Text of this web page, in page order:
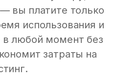
вы платите только
использования и
любой момент без
затраты на